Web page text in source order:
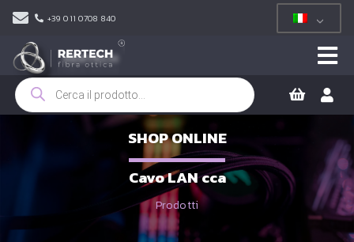
+39 011 0708 840
Ricerca
prodotti
SHOP ONLINE
Cavo LAN cca
Prodotti